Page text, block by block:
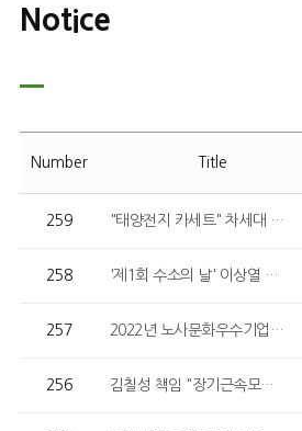
Notice
Number Title
259 "태양전지 카세트" 차세대 세계일류상품 선정
258 '제1회 수소의 날' 이상열 사장 산업포장 수상
257 2022년 노사문화우수기업 선정 (고용노동부)
256 김칠성 책임 "장기근속모범직원 인천광역시의회 의장상" 수상